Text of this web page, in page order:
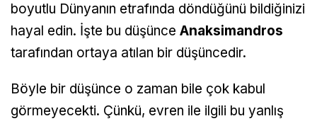
boyutlu Dünyanın etrafında döndüğünü bildiğinizi
hayal edin. İşte bu düşünce Anaksimandros
tarafından ortaya atılan bir düşüncedir.
Böyle bir düşünce o zaman bile çok kabul
görmeyecekti. Çünkü, evren ile ilgili bu yanlış